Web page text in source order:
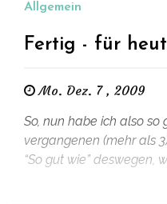
Allgemein
Fertig - für
Mo. Dez. 7 , 2009
So, nun habe ich also
vergangenen (mehr als
“So gut wie” deswegen,